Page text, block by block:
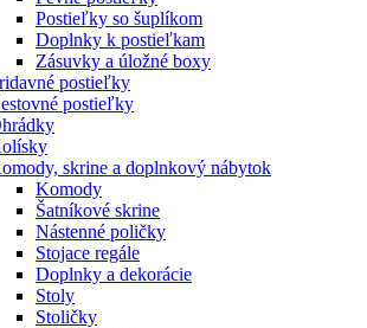
Postieľky so šuplíkom
Doplnky k postieľkam
Zásuvky a úložné boxy
postieľky
postieľky
skrine a doplnkový nábytok
Komody
Šatníkové skrine
Nástenné poličky
Stojace regále
Doplnky a dekorácie
Stoly
Stoličky